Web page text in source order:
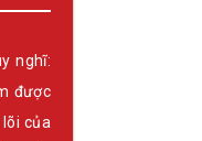
nghĩ:
được
của